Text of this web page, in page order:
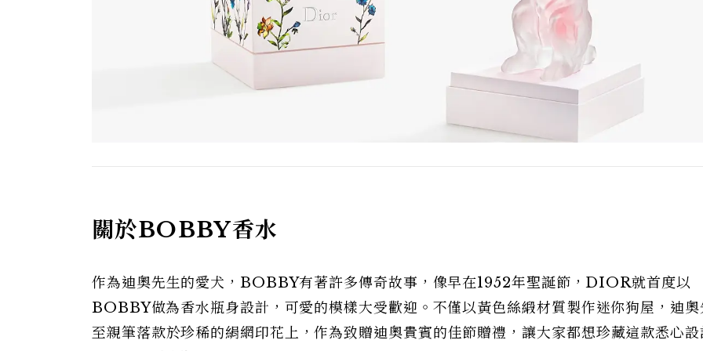
關於BOBBY香水
作為迪奧先生的愛犬，BOBBY有著許多傳奇故事，像早在1952年聖誕節，DIOR就首度以
BOBBY做為香水瓶身設計，可愛的模樣大受歡迎。不僅以黃色絲緞材質製作迷你狗屋，迪奧
至親筆落款於珍稀的絹網印花上，作為致贈迪奧貴賓的佳節贈禮，讓大家都想珍藏這款悉心設